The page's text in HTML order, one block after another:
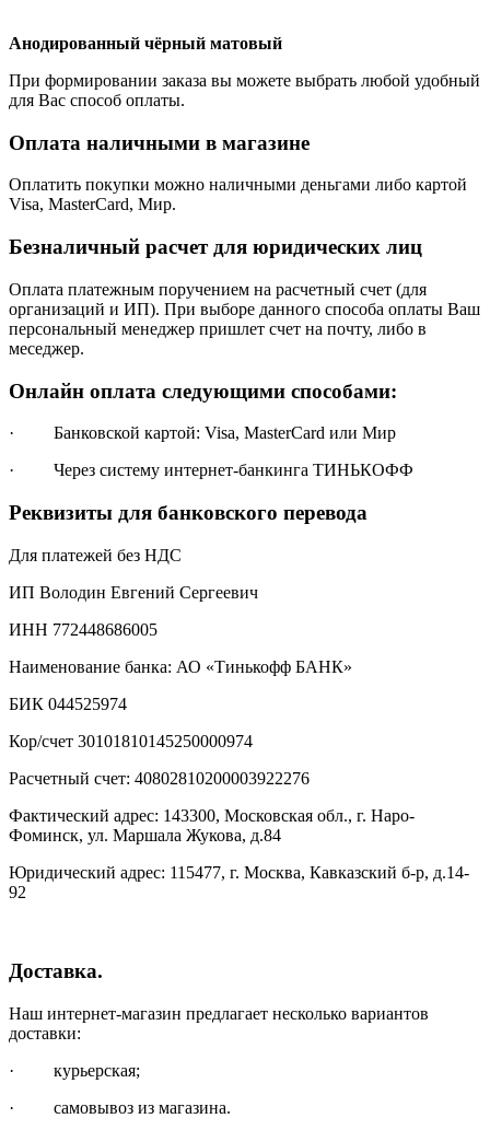
Анодированный чёрный матовый
При формировании заказа вы можете выбрать любой удобный
для Вас способ оплаты.
Оплата наличными в магазине
Оплатить покупки можно наличными деньгами либо картой
Visa, MasterCard, Мир.
Безналичный расчет для юридических лиц
Оплата платежным поручением на расчетный счет (для
организаций и ИП). При выборе данного способа оплаты Ваш
персональный менеджер пришлет счет на почту, либо в
меседжер.
Онлайн оплата следующими способами:
· Банковской картой: Visa, MasterCard или Мир
· Через систему интернет-банкинга ТИНЬКОФФ
Реквизиты для банковского перевода
Для платежей без НДС
ИП Володин Евгений Сергеевич
ИНН 772448686005
Наименование банка: АО «Тинькофф БАНК»
БИК 044525974
Кор/счет 30101810145250000974
Расчетный счет: 40802810200003922276
Фактический адрес: 143300, Московская обл., г. Наро-
Фоминск, ул. Маршала Жукова, д.84
Юридический адрес: 115477, г. Москва, Кавказский б-р, д.14-
92
Доставка.
Наш интернет-магазин предлагает несколько вариантов
доставки:
· курьерская;
· самовывоз из магазина.